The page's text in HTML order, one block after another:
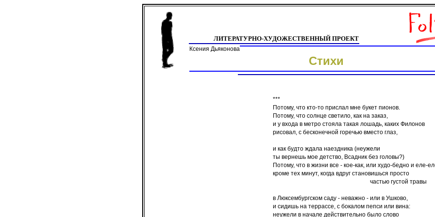
ЛИТЕРАТУРНО-ХУДОЖЕСТВЕННЫЙ ПРОЕКТ
Ксения Дьяконова
Стихи
***
Потому, что кто-то прислал мне букет пионов.
Потому, что солнце светило, как на заказ,
и у входа в метро стояла такая лошадь, каких Филонов
рисовал, с бесконечной горечью вместо глаз,
и как будто ждала наездника (неужели
ты вернешь мое детство, Всадник без головы?)
Потому, что в жизни все - кое-как, или худо-бедно и еле-
кроме тех минут, когда вдруг становишься просто
частью густой травы
в Люксембургском саду - неважно - или в Ушково,
и сидишь на террассе, с бокалом пепси или вина:
неужели в начале действительно было слово